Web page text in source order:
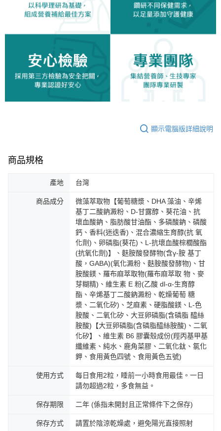
顯示電腦版詳細說明
商品規格
產地 台灣
商品成分
微藻萃取物【葡萄糖漿、DHA 藻油、辛烯
基丁二酸鈉澱粉、D-甘露醇、葵花油、抗
壞血酸鈉、脂肪酸甘油酯、多磷酸鈉、磷酸
鈣、香料(迷迭香)、混合濃縮生育醇(抗 氧
化劑)、卵磷脂(葵花)、L-抗壞血酸棕櫚酸酯
(抗氧化劑)】、麩胺酸發酵物(含γ-胺 基丁
酸，GABA)(氧化澱粉、麩胺酸發酵物)、甘
胺酸鎂、羅布麻萃取物(羅布麻萃取 物、麥
芽糊精)、維生素 E 粉(乙酸 dl-α-生育醇
酯、辛烯基丁二酸鈉澱粉、乾燥葡萄 糖
漿、二氧化矽)、芝麻素、硬脂酸鎂、L-色
胺酸、二氧化矽、大豆卵磷脂(含磷脂 醯絲
胺酸)【大豆卵磷脂(含磷脂醯絲胺酸)、二氧
化矽】、維生素 B6 膠囊殼成份(羥丙基甲基
纖維素、純水、鹿角菜膠、二氧化鈦、氯化
鉀、食用黃色四號、食用黃色五號)
使用方式
每日食用2粒，睡前一小時食用最佳。一日
請勿超過2粒，多食無益。
保存期限 二年 (係指未開封且正常條件下之保存)
保存方式 請置於陰涼乾燥處，避免陽光直接照射